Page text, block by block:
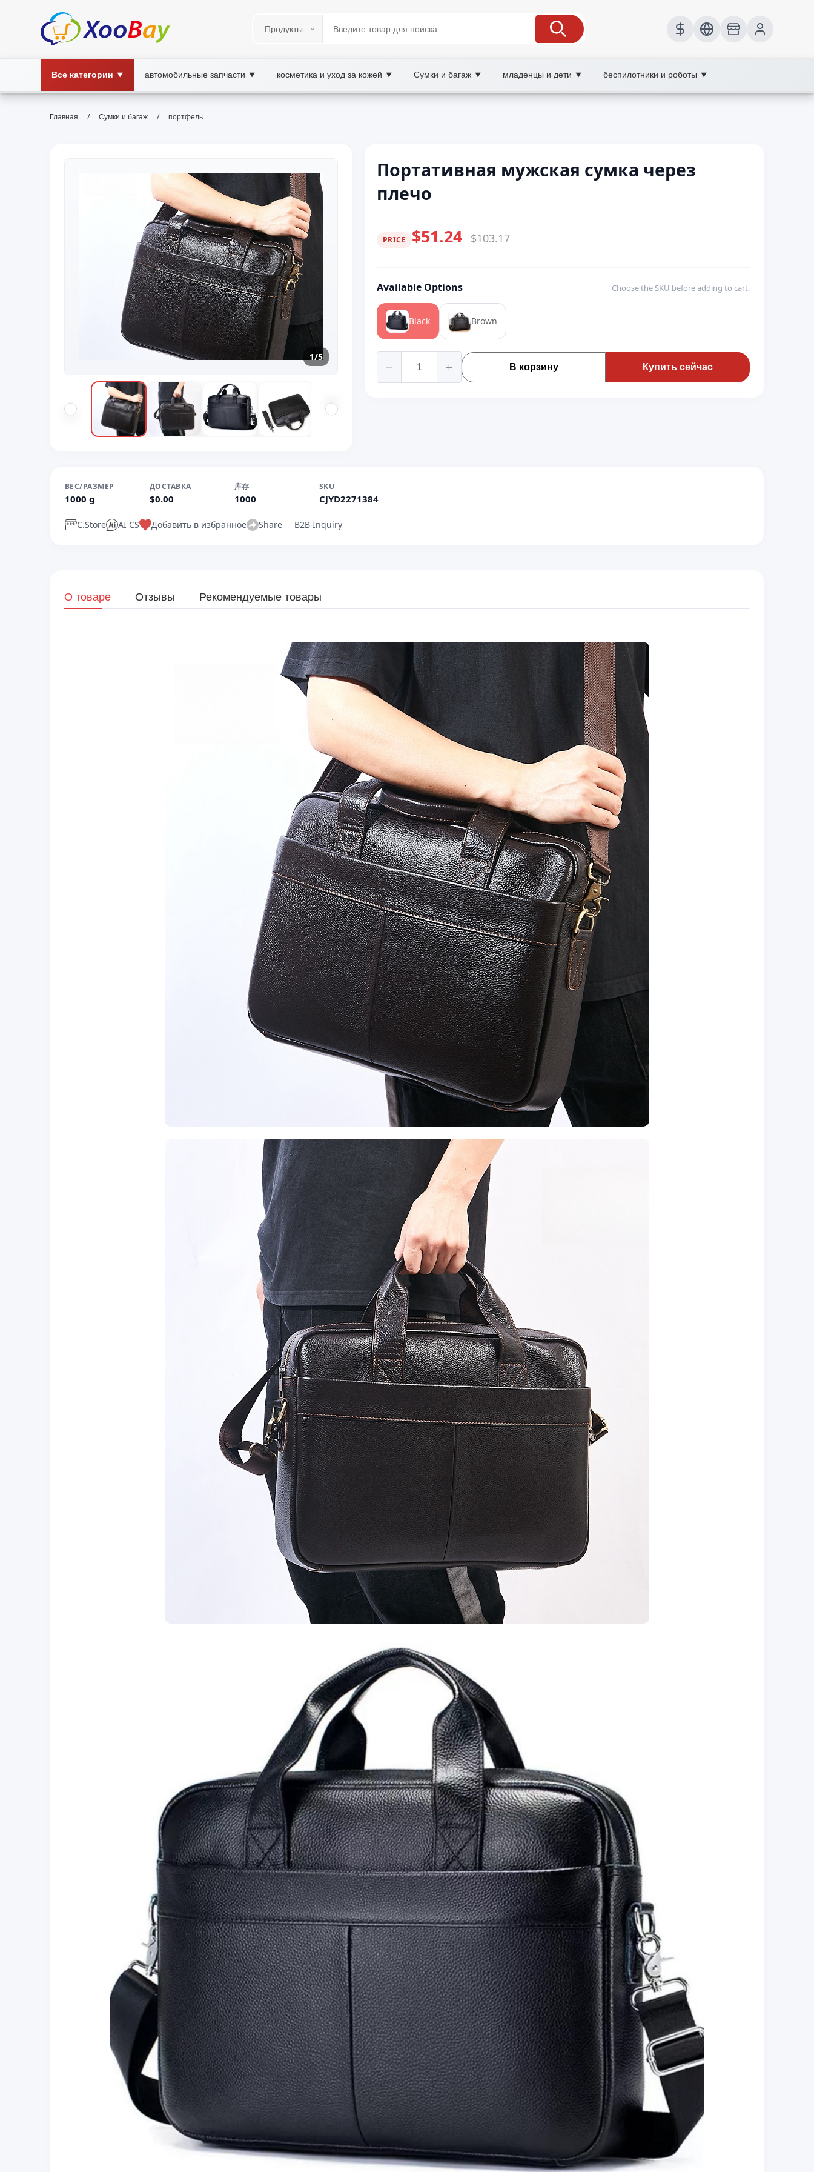
Все категории ▼ автомобильные запчасти ▼ косметика и уход за кожей ▼ Сумки и багаж ▼ младенцы и дети ▼ беспилотники и роботы ▼
Главная / Сумки и багаж / портфель
1/5
Портативная мужская сумка через
плечо
PRICE $51.24 $103.17
Available Options Choose the SKU before adding to cart.
Black Brown
В корзину Купить сейчас
ВЕС/РАЗМЕР
1000 g
ДОСТАВКА
$0.00
库存
1000
SKU
CJYD2271384
C.Store AI CS Добавить в избранное Share B2B Inquiry
О товаре Отзывы Рекомендуемые товары